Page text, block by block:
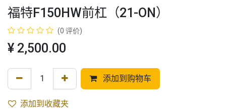
福特F150HW前杠（21-ON）
(0 评价)
¥ 2,500.00
添加到购物车
添加到收藏夹